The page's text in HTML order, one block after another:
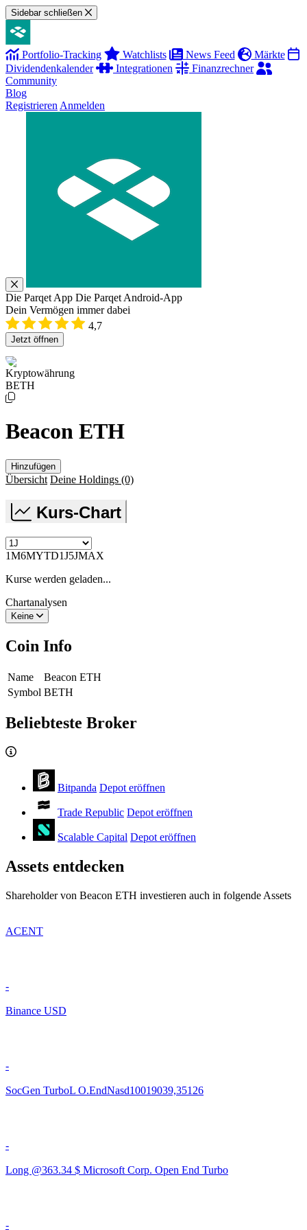
Sidebar schließen
Portfolio-Tracking Watchlists News Feed
Märkte
Dividendenkalender
Integrationen
Finanzrechner
Community
Blog
Registrieren Anmelden
Die Parqet App Die Parqet Android-App
Dein Vermögen immer dabei
4,7
Jetzt öffnen
Kryptowährung
BETH
Beacon ETH
Hinzufügen
Übersicht Deine Holdings (0)
Kurs-Chart
1M6MYTD1J5JMAX
Kurse werden geladen...
Chartanalysen
Keine
Coin Info
Name
Beacon ETH
Symbol BETH
Beliebteste Broker
Bitpanda Depot eröffnen
Trade Republic Depot eröffnen
Scalable Capital Depot eröffnen
Assets entdecken
Shareholder von Beacon ETH investieren auch in folgende Assets
ACENT
-
Binance USD
-
SocGen TurboL O.EndNasd10019039,35126
-
Long @363.34 $ Microsoft Corp. Open End Turbo
-